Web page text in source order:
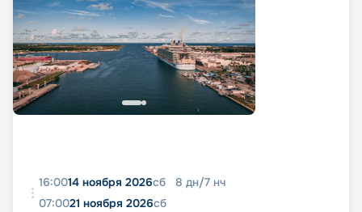
16:0014 ноября 2026сб 8 дн/7 нч
07:0021 ноября 2026сб